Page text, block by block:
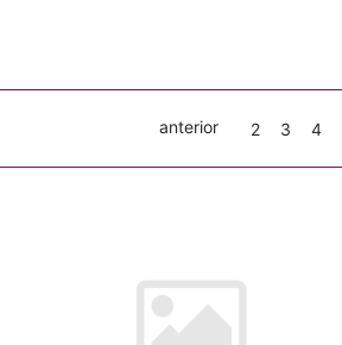
anterior 2 3 4